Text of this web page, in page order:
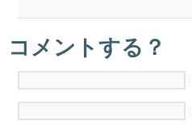
コメントする？